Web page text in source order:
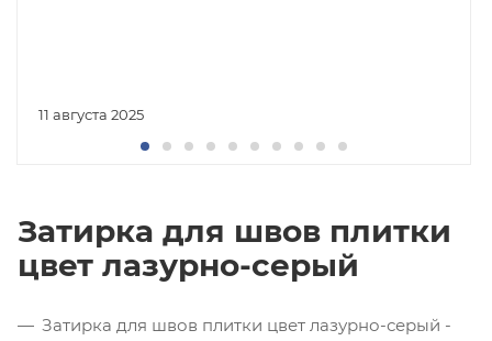
11 августа 2025
Затирка для швов плитки
цвет лазурно-серый
Затирка для швов плитки цвет лазурно-серый -